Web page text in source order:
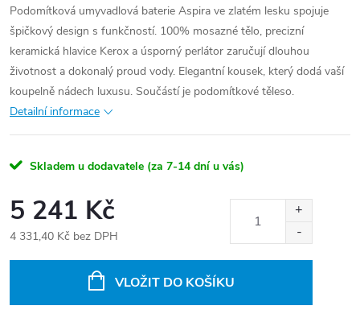
Podomítková umyvadlová baterie Aspira ve zlatém lesku spojuje
špičkový design s funkčností. 100% mosazné tělo, precizní
keramická hlavice Kerox a úsporný perlátor zaručují dlouhou
životnost a dokonalý proud vody. Elegantní kousek, který dodá vaší
koupelně nádech luxusu. Součástí je podomítkové těleso.
Detailní informace
Skladem u dodavatele (za 7-14 dní u vás)
5 241 Kč
4 331,40 Kč bez DPH
VLOŽIT DO KOŠÍKU